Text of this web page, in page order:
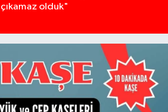
çıkamaz olduk"